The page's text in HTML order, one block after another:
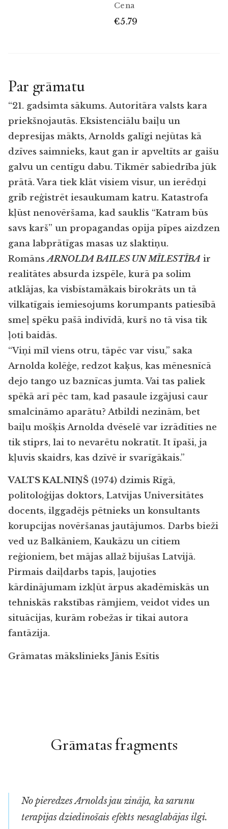
Cena
€5.79
Par grāmatu
“21. gadsimta sākums. Autoritāra valsts kara
priekšnojautās. Eksistenciālu baiļu un
depresijas mākts, Arnolds galīgi nejūtas kā
dzīves saimnieks, kaut gan ir apveltīts ar gaišu
galvu un centīgu dabu. Tikmēr sabiedrība jūk
prātā. Vara tiek klāt visiem visur, un ierēdņi
grib reģistrēt iesaukumam katru. Katastrofa
kļūst nenovēršama, kad sauklis “Katram būs
savs karš” un propagandas opija pīpes aizdzen
gana labprātīgas masas uz slaktiņu.
RomānsARNOLDA BAILES UN MĪLESTĪBA ir
realitātes absurda izspēle, kurā pa solim
atklājas, ka visbīstamākais birokrāts un tā
vilkatīgais iemiesojums korumpants patiesībā
smeļ spēku pašā indivīdā, kurš no tā visa tik
ļoti baidās.
“Viņi mīl viens otru, tāpēc var visu,” saka
Arnolda kolēģe, redzot kaķus, kas mēnesnīcā
dejo tango uz baznīcas jumta. Vai tas paliek
spēkā arī pēc tam, kad pasaule izgājusi caur
smalcināmo aparātu? Atbildi nezinām, bet
baiļu mošķis Arnolda dvēselē var izrādīties ne
tik stiprs, lai to nevarētu nokratīt. It īpaši, ja
kļuvis skaidrs, kas dzīvē ir svarīgākais.”
VALTS KALNIŅŠ (1974) dzimis Rīgā,
politoloģijas doktors, Latvijas Universitātes
docents, ilggadējs pētnieks un konsultants
korupcijas novēršanas jautājumos. Darbs bieži
ved uz Balkāniem, Kaukāzu un citiem
reģioniem, bet mājas allažbijušas Latvijā.
Pirmais daiļdarbs tapis, ļaujoties
kārdinājumam izkļūt ārpus akadēmiskās un
tehniskās rakstības rāmjiem, veidot vides un
situācijas, kurām robežas ir tikai autora
fantāzija.
Grāmatas mākslinieks Jānis Esītis
Grāmatas fragments
No pieredzes Arnolds jau zināja, ka sarunu
terapijas dziedinošais efekts nesaglabājas ilgi.